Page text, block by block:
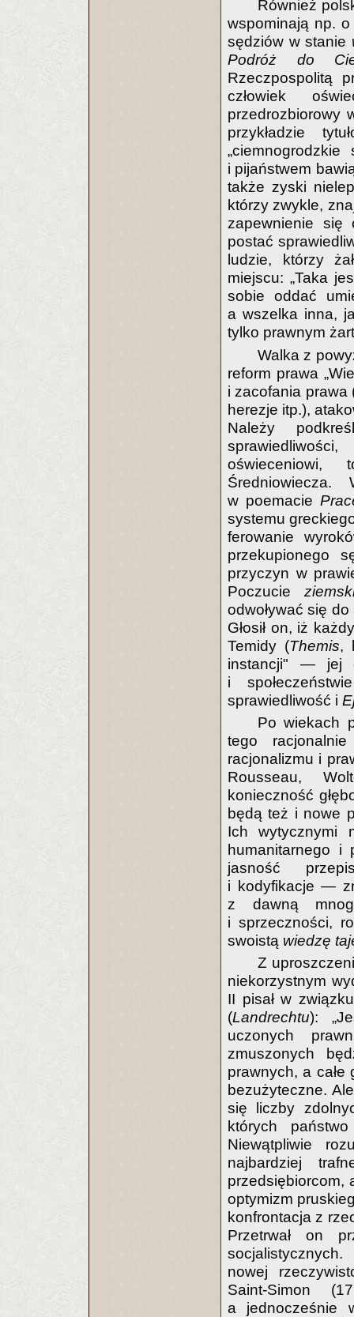
Również
wspominają np.
sędziów w stanie
Podróż do
Rzeczpospolitą
człowiek
przedrozbiorowy
przykładzie
i pijaństwem
także zyski
którzy zwykle,
zapewnienie
postać
ludzie, którzy
miejscu: „Taka
sobie oddać
a wszelka inna,
tylko prawnym
Walka z
reform prawa
i zacofania prawa
herezje itp.),
Należy
w poemacie
systemu
ferowanie
przekupionego
przyczyn w
Poczucie
odwoływać się
Głosił on, iż
Temidy (Themis,
instancji" — jej
i
sprawiedliwość i
Po wiekach
tego
racjonalizmu i
Rousseau,
konieczność
będą też i nowe
Ich wytycznymi
humanitarnego i
jasność
i kodyfikacje —
z dawną
i sprzeczności,
swoistą wiedzę
Z
niekorzystnym
II pisał w
(Landrechtu):
uczonych
zmuszonych
prawnych, a
bezużyteczne.
się liczby
których
Niewątpliwie
najbardziej
przedsiębiorcom,
optymizm
konfrontacja z
Przetrwał on
nowej
Saint-Simon
a jednocześnie